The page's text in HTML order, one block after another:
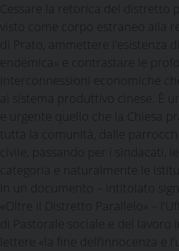
Cessare la retorica del distretto
visto come corpo estraneo alla
di Prato, ammettere l’esistenza
endemica» e contrastare le
interconnessioni economiche
al sistema produttivo cinese. È
e urgente quello che la Chiesa
tutta la comunità, dalle
civile, passando per i sindacati,
categoria e naturalmente le
In un documento – intitolato
«Oltre il Distretto Parallelo» –
di Pastorale sociale e del lavoro
lettere «la fine dell’innocenza e